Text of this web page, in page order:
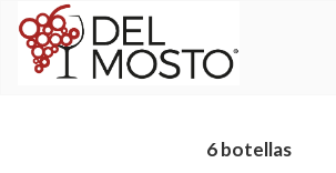
6 botellas